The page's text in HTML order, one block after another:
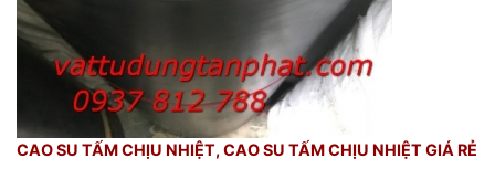
CAO SU TẤM CHỊU NHIỆT, CAO SU TẤM CHỊU NHIỆT GIÁ RẺ